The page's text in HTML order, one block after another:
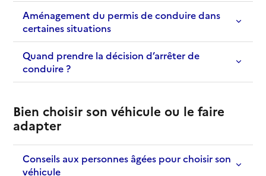
Aménagement du permis de conduire dans
certaines situations
Quand prendre la décision d’arrêter de
conduire ?
Bien choisir son véhicule ou le faire
adapter
Conseils aux personnes âgées pour choisir son
véhicule